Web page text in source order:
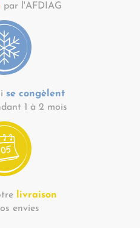
par l'AFDIAG
se congèlent
1 à 2 mois
livraison
envies